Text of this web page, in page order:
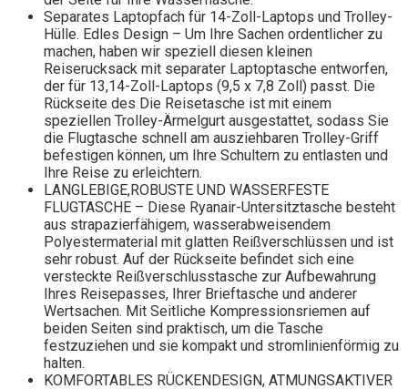
Separates Laptopfach für 14-Zoll-Laptops und Trolley-
Hülle. Edles Design – Um Ihre Sachen ordentlicher zu
machen, haben wir speziell diesen kleinen
Reiserucksack mit separater Laptoptasche entworfen,
der für 13,14-Zoll-Laptops (9,5 x 7,8 Zoll) passt. Die
Rückseite des Die Reisetasche ist mit einem
speziellen Trolley-Ärmelgurt ausgestattet, sodass Sie
die Flugtasche schnell am ausziehbaren Trolley-Griff
befestigen können, um Ihre Schultern zu entlasten und
Ihre Reise zu erleichtern.
LANGLEBIGE,ROBUSTE UND WASSERFESTE
FLUGTASCHE – Diese Ryanair-Untersitztasche besteht
aus strapazierfähigem, wasserabweisendem
Polyestermaterial mit glatten Reißverschlüssen und ist
sehr robust. Auf der Rückseite befindet sich eine
versteckte Reißverschlusstasche zur Aufbewahrung
Ihres Reisepasses, Ihrer Brieftasche und anderer
Wertsachen. Mit Seitliche Kompressionsriemen auf
beiden Seiten sind praktisch, um die Tasche
festzuziehen und sie kompakt und stromlinienförmig zu
halten.
KOMFORTABLES RÜCKENDESIGN, ATMUNGSAKTIVER